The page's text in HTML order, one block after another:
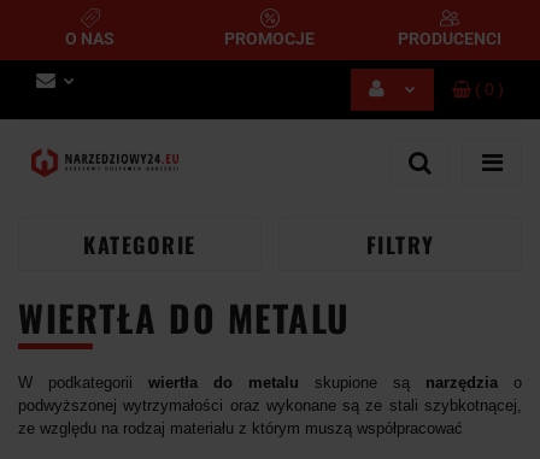
O NAS PROMOCJE PRODUCENCI
( 0 )
KATEGORIE FILTRY
WIERTŁA DO METALU
W podkategorii wiertła do metalu skupione są narzędzia o
podwyższonej wytrzymałości oraz wykonane są ze stali szybkotnącej,
ze względu na rodzaj materiału z którym muszą współpracować